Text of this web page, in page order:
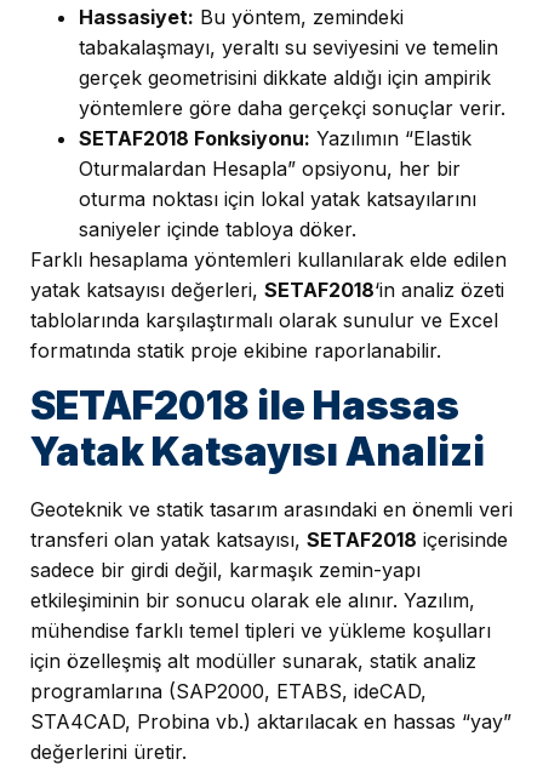
Hassasiyet: Bu yöntem, zemindeki
tabakalaşmayı, yeraltı su seviyesini ve temelin
gerçek geometrisini dikkate aldığı için ampirik
yöntemlere göre daha gerçekçi sonuçlar verir.
SETAF2018 Fonksiyonu: Yazılımın “Elastik
Oturmalardan Hesapla” opsiyonu, her bir
oturma noktası için lokal yatak katsayılarını
saniyeler içinde tabloya döker.
Farklı hesaplama yöntemleri kullanılarak elde edilen
yatak katsayısı değerleri, SETAF2018‘in analiz özeti
tablolarında karşılaştırmalı olarak sunulur ve Excel
formatında statik proje ekibine raporlanabilir.
SETAF2018 ile Hassas
Yatak Katsayısı Analizi
Geoteknik ve statik tasarım arasındaki en önemli veri
transferi olan yatak katsayısı, SETAF2018 içerisinde
sadece bir girdi değil, karmaşık zemin-yapı
etkileşiminin bir sonucu olarak ele alınır. Yazılım,
mühendise farklı temel tipleri ve yükleme koşulları
için özelleşmiş alt modüller sunarak, statik analiz
programlarına (SAP2000, ETABS, ideCAD,
STA4CAD, Probina vb.) aktarılacak en hassas “yay”
değerlerini üretir.